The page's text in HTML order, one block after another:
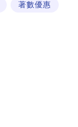
著數優惠